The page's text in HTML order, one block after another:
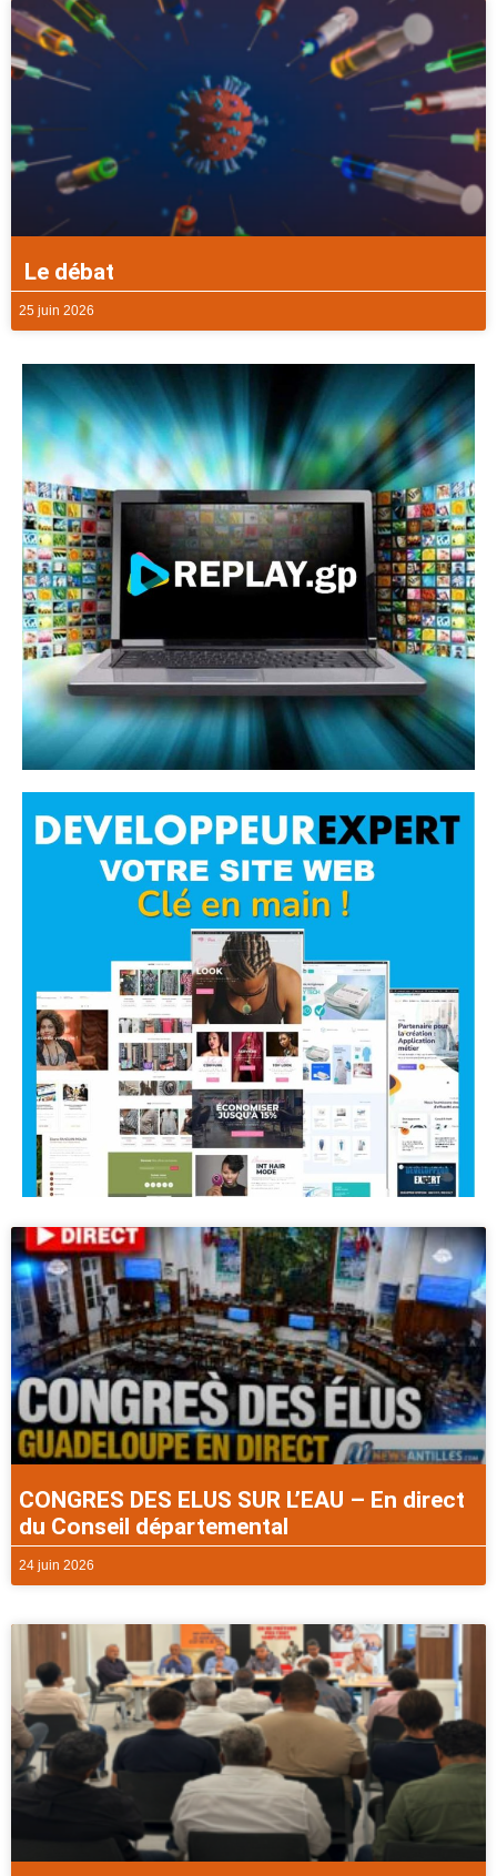
Le débat
25 juin 2026
CONGRES DES ELUS SUR L’EAU – En direct
du Conseil départemental
24 juin 2026